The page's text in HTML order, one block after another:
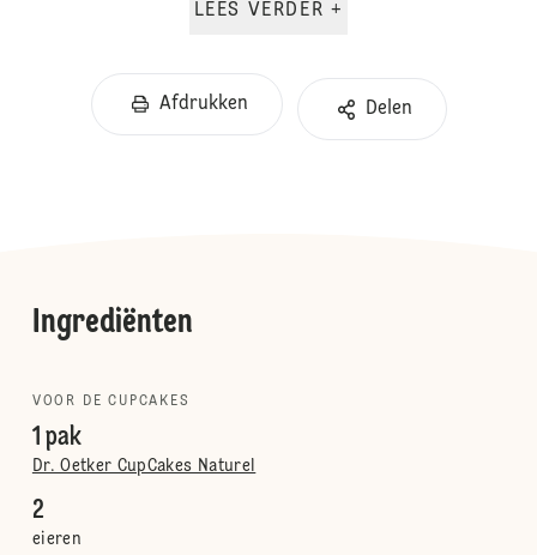
LEES VERDER +
Afdrukken Delen
Ingrediënten
VOOR DE CUPCAKES
1 pak
Dr. Oetker CupCakes Naturel
2
eieren